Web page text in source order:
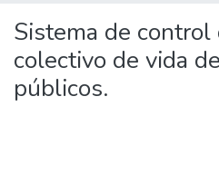
Sistema de control
colectivo de vida
públicos.